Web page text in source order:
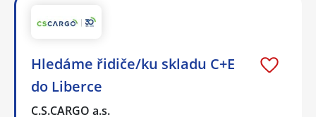
Hledáme řidiče/ku skladu C+E
do Liberce
C.S.CARGO a.s.